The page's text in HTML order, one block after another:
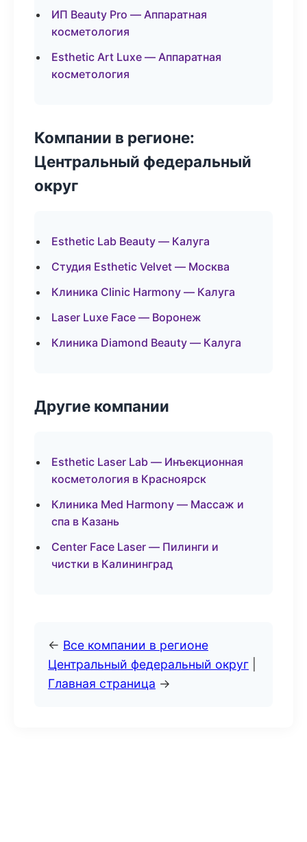
ИП Beauty Pro — Аппаратная
косметология
Esthetic Art Luxe — Аппаратная
косметология
Компании в регионе:
Центральный федеральный
округ
Esthetic Lab Beauty — Калуга
Студия Esthetic Velvet — Москва
Клиника Clinic Harmony — Калуга
Laser Luxe Face — Воронеж
Клиника Diamond Beauty — Калуга
Другие компании
Esthetic Laser Lab — Инъекционная
косметология в Красноярск
Клиника Med Harmony — Массаж и
спа в Казань
Center Face Laser — Пилинги и
чистки в Калининград
← Все компании в регионе
Центральный федеральный округ
Главная страница →